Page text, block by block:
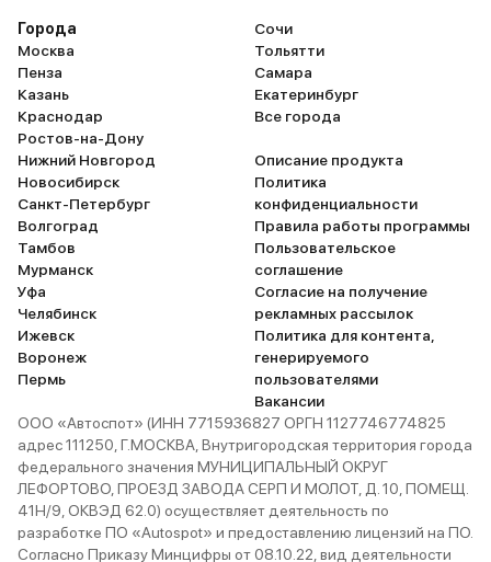
Города
Москва
Пенза
Казань
Краснодар
Ростов-на-Дону
Нижний Новгород
Новосибирск
Санкт-Петербург
Волгоград
Тамбов
Мурманск
Уфа
Челябинск
Ижевск
Воронеж
Пермь
Сочи
Тольятти
Самара
Екатеринбург
Все города
Описание продукта
Политика
конфиденциальности
Правила работы программы
Пользовательское
соглашение
Согласие на получение
рекламных рассылок
Политика для контента,
генерируемого
пользователями
Вакансии
ООО «Автоспот» (ИНН 7715936827 ОРГН 1127746774825
адрес 111250, Г.МОСКВА, Внутригородская территория города
федерального значения МУНИЦИПАЛЬНЫЙ ОКРУГ
ЛЕФОРТОВО, ПРОЕЗД ЗАВОДА СЕРП И МОЛОТ, Д. 10, ПОМЕЩ.
41Н/9, ОКВЭД 62.0) осуществляет деятельность по
разработке ПО «Autospot» и предоставлению лицензий на ПО.
Согласно Приказу Минцифры от 08.10.22, вид деятельности